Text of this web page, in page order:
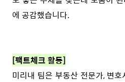
에 공감했습니다.
[팩트체크 활동]
미리내 팀은 부동산 전문가, 변